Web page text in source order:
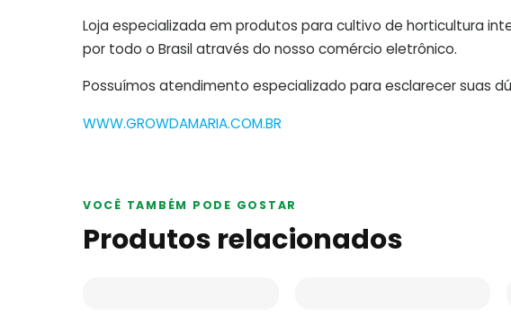
Loja especializada em produtos para cultivo de horticultura
por todo o Brasil através do nosso comércio eletrônico.
Possuímos atendimento especializado para esclarecer suas
WWW.GROWDAMARIA.COM.BR
VOCÊ TAMBÉM PODE GOSTAR
Produtos relacionados